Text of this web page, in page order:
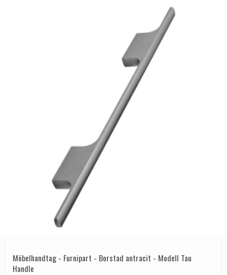
Möbelhandtag - Furnipart - Borstad antracit - Modell Tau
Handle